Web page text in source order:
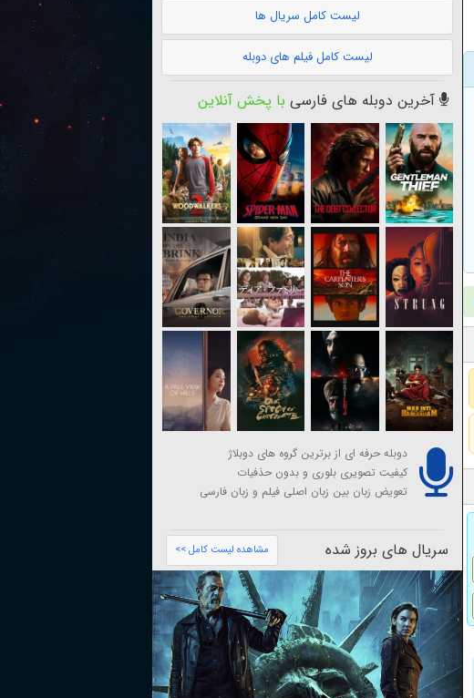
لیست کامل سریال ها
لیست کامل فیلم های دوبله
آخرین دوبله های فارسی با پخش آنلاین
دوبله حرفه ای از برترین گروه های دوبلاژ
کیفیت تصویری بلوری و بدون حذفیات
تعویض زبان بین زبان اصلی فیلم و زبان فارسی
سریال های بروز شده مشاهده لیست کامل >>